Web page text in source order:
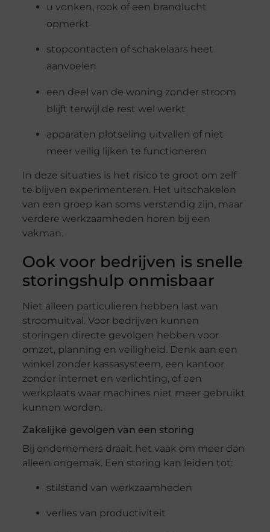
u vonken, rook of een brandlucht
opmerkt
stopcontacten of schakelaars heet
aanvoelen
een deel van de woning zonder stroom
blijft terwijl de rest wel werkt
apparaten plotseling uitvallen of niet
meer veilig lijken te functioneren
In deze situaties is het risico te groot om zelf
te blijven experimenteren. Het uitschakelen
van een groep kan soms verstandig zijn, maar
verdere werkzaamheden horen bij een
vakman.
Ook voor bedrijven is snelle
storingshulp onmisbaar
Niet alleen particulieren hebben last van
stroomuitval. Voor bedrijven kunnen
storingen directe gevolgen hebben voor
omzet, planning en veiligheid. Denk aan een
winkel zonder kassasysteem, een kantoor
zonder internet en verlichting, of een
werkplaats waar machines niet meer gebruikt
kunnen worden.
Zakelijke gevolgen van een storing
Bij ondernemers draait het vaak om meer dan
alleen ongemak. Een storing kan leiden tot:
stilstand van werkzaamheden
verlies van productiviteit